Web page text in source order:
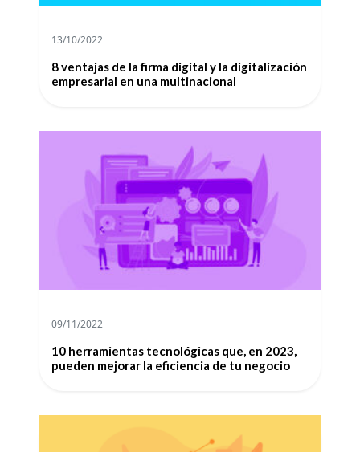
13/10/2022
8 ventajas de la firma digital y la digitalización
empresarial en una multinacional
09/11/2022
10 herramientas tecnológicas que, en 2023,
pueden mejorar la eficiencia de tu negocio